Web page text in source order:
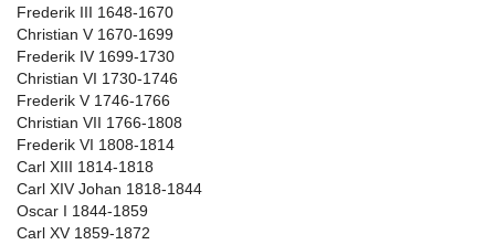
Frederik III 1648-1670
Christian V 1670-1699
Frederik IV 1699-1730
Christian VI 1730-1746
Frederik V 1746-1766
Christian VII 1766-1808
Frederik VI 1808-1814
Carl XIII 1814-1818
Carl XIV Johan 1818-1844
Oscar I 1844-1859
Carl XV 1859-1872